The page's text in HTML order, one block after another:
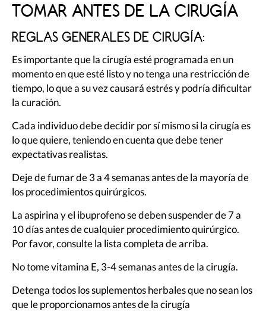
TOMAR ANTES DE LA CIRUGÍA
REGLAS GENERALES DE CIRUGÍA:
Es importante que la cirugía esté programada en un
momento en que esté listo y no tenga una restricción de
tiempo, lo que a su vez causará estrés y podría dificultar
la curación.
Cada individuo debe decidir por sí mismo si la cirugía es
lo que quiere, teniendo en cuenta que debe tener
expectativas realistas.
Deje de fumar de 3 a 4 semanas antes de la mayoría de
los procedimientos quirúrgicos.
La aspirina y el ibuprofeno se deben suspender de 7 a
10 días antes de cualquier procedimiento quirúrgico.
Por favor, consulte la lista completa de arriba.
No tome vitamina E, 3-4 semanas antes de la cirugía.
Detenga todos los suplementos herbales que no sean los
que le proporcionamos antes de la cirugía